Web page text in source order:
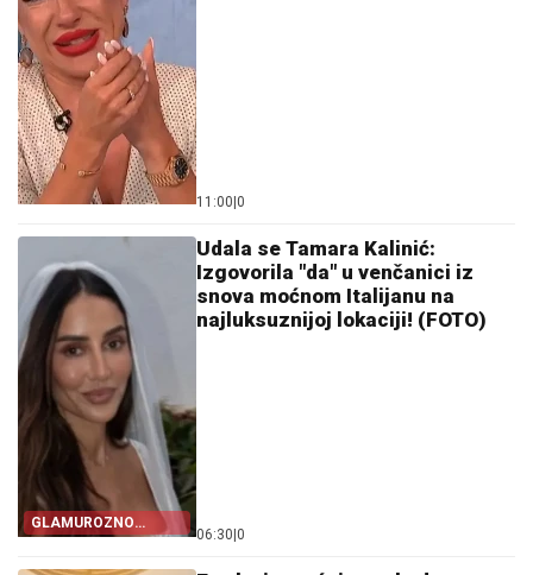
11:00|0
GLAMUROZNO
VENČANJE!
Udala se Tamara Kalinić:
Izgovorila "da" u venčanici iz
snova moćnom Italijanu na
najluksuznijoj lokaciji! (FOTO)
06:30|0